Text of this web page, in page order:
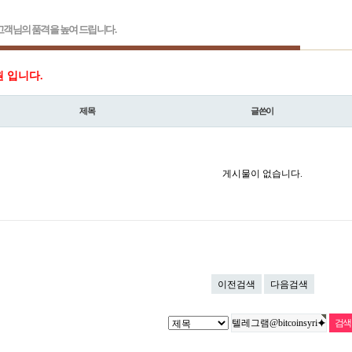
님의 품격을 높여 드립니다.
입니다.
제목 글쓴이
게시물이 없습니다.
이전검색 다음검색